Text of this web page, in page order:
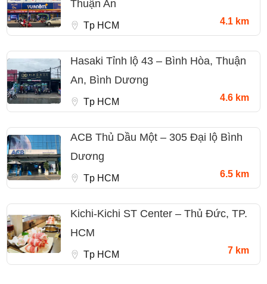
Thuận An
Tp HCM 4.1 km
Hasaki Tỉnh lộ 43 – Bình Hòa, Thuận
An, Bình Dương
Tp HCM 4.6 km
ACB Thủ Dầu Một – 305 Đại lộ Bình
Dương
Tp HCM 6.5 km
Kichi-Kichi ST Center – Thủ Đức, TP.
HCM
Tp HCM 7 km